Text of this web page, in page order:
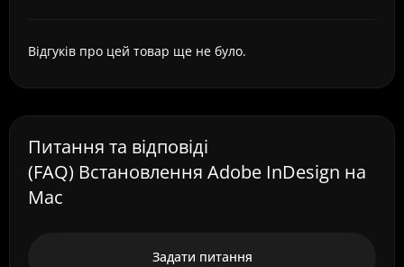
Відгуків про цей товар ще не було.
Питання та відповіді
(FAQ) Встановлення Adobe InDesign на
Mac
Задати питання